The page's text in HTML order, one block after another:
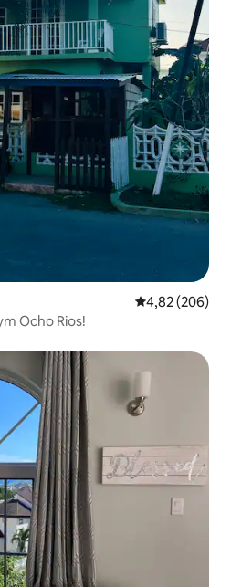
Średnia
4,82 (206)
Ocho Rios!